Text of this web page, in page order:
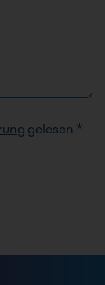
gelesen *